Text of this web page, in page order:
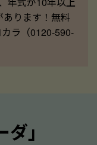
ります！無料
ラ（0120-590-
ダ｣